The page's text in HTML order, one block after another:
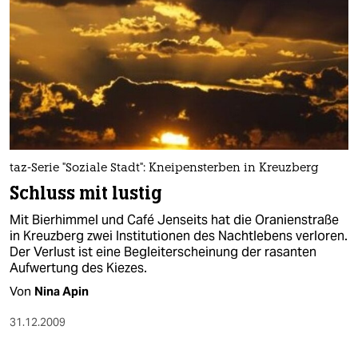
taz-Serie "Soziale Stadt": Kneipensterben in Kreuzberg
Schluss mit lustig
Mit Bierhimmel und Café Jenseits hat die Oranienstraße
in Kreuzberg zwei Institutionen des Nachtlebens verloren.
Der Verlust ist eine Begleiterscheinung der rasanten
Aufwertung des Kiezes.
Von Nina Apin
31.12.2009